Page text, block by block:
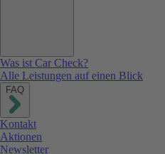
Was ist Car Check?
Alle Leistungen auf einen Blick
FAQ
Kontakt
Aktionen
Newsletter